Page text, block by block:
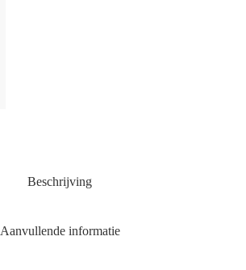
Beschrijving
Aanvullende informatie